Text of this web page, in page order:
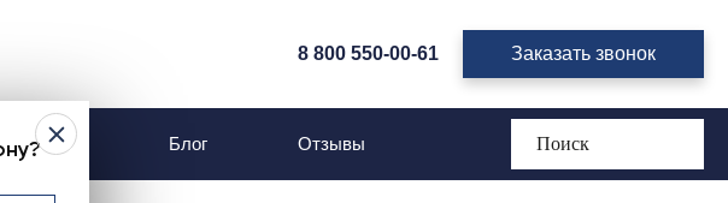
8 800 550-00-61 Заказать звонок
Услуги Блог Отзывы